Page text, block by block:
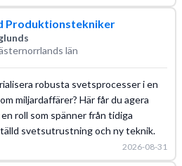
Produktionstekniker
län
robusta svetsprocesser i en
miljardaffärer? Här får du agera
roll som spänner från tidiga
svetsutrustning och ny teknik.
2026-08-31